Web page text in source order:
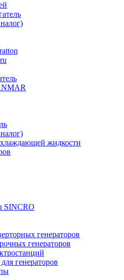
жидкости
SINCRO
генераторов
генераторов
генераторов